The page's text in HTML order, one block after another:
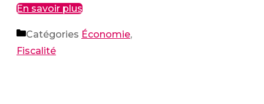
En savoir plus
Catégories Économie,
Fiscalité